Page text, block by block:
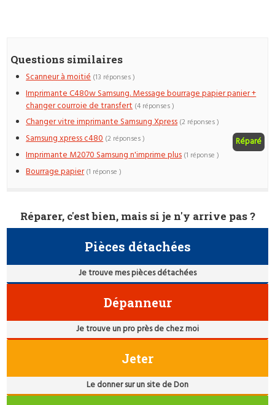
Questions similaires
Scanneur à moitié (13 réponses )
Imprimante C480w Samsung. Message bourrage papier panier +
changer courroie de transfert (4 réponses )
Changer vitre imprimante Samsung Xpress (2 réponses )
Samsung xpress c480 Réparé
(2 réponses )
Imprimante M2070 Samsung n'imprime plus (1 réponse )
Bourrage papier (1 réponse )
Réparer, c'est bien, mais si je n'y arrive pas ?
Pièces détachées
Je trouve mes pièces détachées
Dépanneur
Je trouve un pro près de chez moi
Jeter
Le donner sur un site de Don